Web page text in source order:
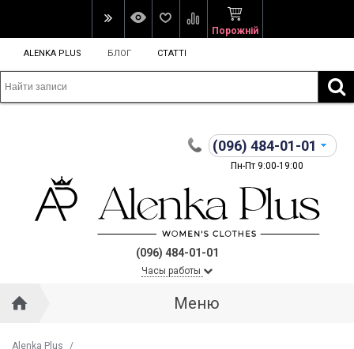
Порожній
ALENKA PLUS БЛОГ СТАТТІ
(096) 484-01-01
Пн-Пт 9:00-19:00
(096) 484-01-01
Часы работы
Меню
Alenka Plus /